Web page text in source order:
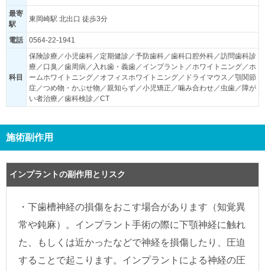
最寄
駅
東岡崎駅 北出口 徒歩3分
電話 0564-22-1941
科目
保険診療／小児歯科／定期健診／予防歯科／歯科口腔外科／訪問歯科診
療／口臭／歯周病／入れ歯・義歯／インプラント／ホワイトニング／ホ
ームホワイトニング／オフィスホワイトニング／ドライマウス／顎関節
症／つめ物・かぶせ物／親知らず／小児矯正／噛み合わせ／虫歯／障が
い者治療／歯科検診／CT
施術副作用